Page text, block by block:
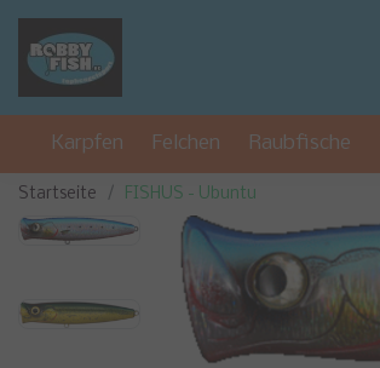
Karpfen Felchen Raubfische
Startseite FISHUS - Ubuntu